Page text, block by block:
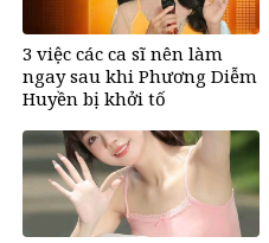
3 việc các ca sĩ nên làm
ngay sau khi Phương Diễm
Huyền bị khởi tố